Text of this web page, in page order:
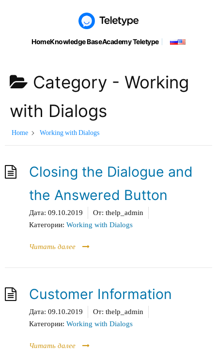
HomeKnowledge BaseAcademy Teletype
Category - Working
with Dialogs
Home Working with Dialogs
Closing the Dialogue and
the Answered Button
Дата: 09.10.2019 От: thelp_admin
Категории: Working with Dialogs
Читать далее
Customer Information
Дата: 09.10.2019 От: thelp_admin
Категории: Working with Dialogs
Читать далее